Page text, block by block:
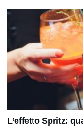
L’effetto Spritz: